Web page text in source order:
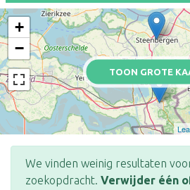
TOON GROTE
+
−
We vinden weinig resultaten
zoekopdracht. Verwijder één